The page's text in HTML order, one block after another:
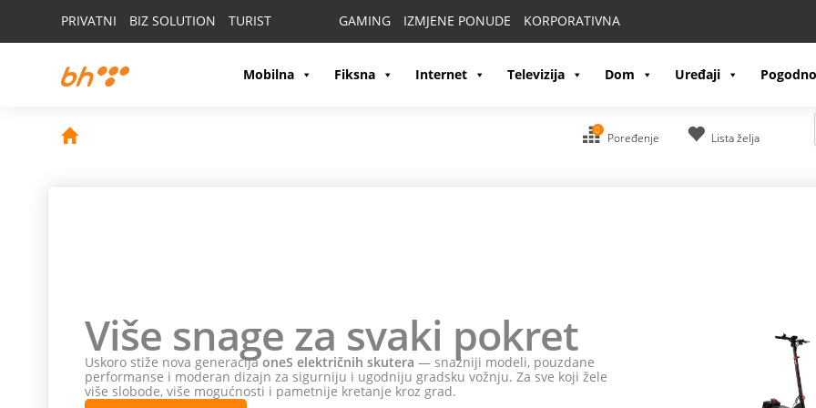
PRIVATNI BIZ SOLUTION TURIST GAMING IZMJENE PONUDE KORPORATIVNA
Mobilna Fiksna Internet Televizija Dom Uređaji
0
Poređenje Lista želja
Više snage za svaki pokret
Uskoro stiže nova generacijaoneS električnih skutera — snažniji modeli, pouzdane
performanse i moderan dizajn za sigurniju i ugodniju gradsku vožnju. Za sve koji žele
više slobode, više mogućnosti i pametnije kretanje kroz grad.